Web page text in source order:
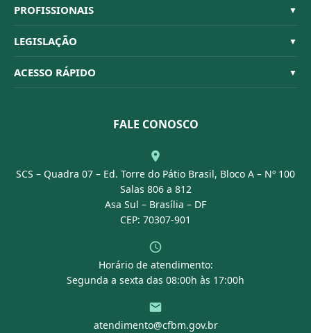
Sistema CFBM
Quem Somos
Organograma
Conselheiros
PROFISSIONAIS ▼
Habilitações
Código de Ética
Dúvidas Frequentes
LEGISLAÇÃO ▼
Resoluções
ACESSO RÁPIDO ▼
Portal Transparência
FALE CONOSCO
SCS – Quadra 07 – Ed. Torre do Pátio Brasil, Bloco A – Nº 100
Salas 806 a 812
Asa Sul – Brasília – DF
CEP: 70307-901
Horário de atendimento:
Segunda a sexta das 08:00h às 17:00h
atendimento@cfbm.gov.br